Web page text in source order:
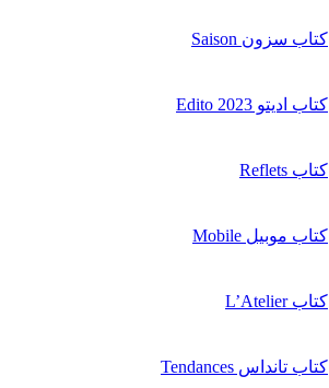
کتاب سزون Saison
کتاب ادیتو Edito 2023
کتاب Reflets
کتاب موبیل Mobile
کتاب L’Atelier
کتاب تانداس Tendances